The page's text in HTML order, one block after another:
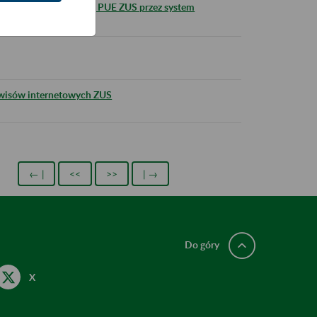
i logowania się do PUE ZUS przez system
internetowych ZUS
← | << >> | →
X
Do góry